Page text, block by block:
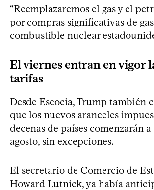
“Reemplazaremos el gas y el
por compras significativas de
combustible nuclear
El viernes entran en vigor
tarifas
Desde Escocia, Trump también
que los nuevos aranceles
decenas de países comenzarán a
agosto, sin excepciones.
El secretario de Comercio de
Howard Lutnick, ya había